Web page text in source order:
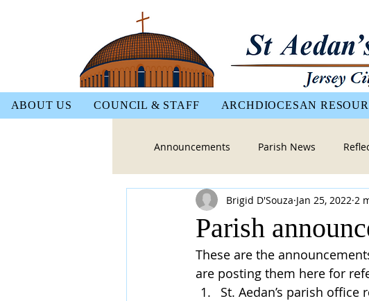
ABOUT US COUNCIL & STAFF ARCHDIOCESAN
Announcements Parish News
Parish
Brigid D'Souza Jan 25, 2022 2
These are the
are posting them here for
St. Aedan’s parish